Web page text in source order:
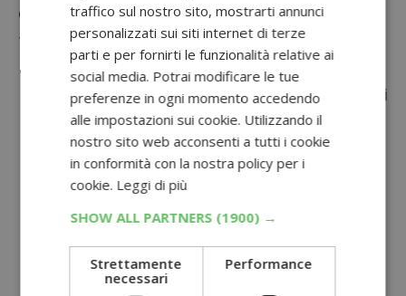
completodel concorso La Squadra Peroni per
tutti i dettagli sulla partecipazione.
Non perdere anche:
Rigeneriamo Insieme di Levissima
: iscriviti
alla community e vinci premi
Concorso Hydrafizz I-Dratati e Vinci
iPhone 17 in palio con UPSA
Concorso Findus ti premia in Esselunga
2026: vinci Gift Card e iPhone 17 Pro
Oppure scopri tutti i
traffico sul nostro sito, mostrarti annunci
personalizzati sui siti internet di terze
parti e per fornirti le funzionalità relative ai
social media. Potrai modificare le tue
preferenze in ogni momento accedendo
alle impostazioni sui cookie. Utilizzando il
nostro sito web acconsenti a tutti i cookie
in conformità con la nostra policy per i
cookie. Leggi di più
SHOW ALL PARTNERS (1900) →
Strettamente
necessari
Performance